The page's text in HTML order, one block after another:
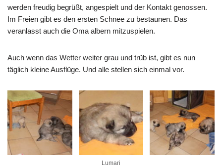
werden freudig begrüßt, angespielt und der Kontakt genossen.
Im Freien gibt es den ersten Schnee zu bestaunen. Das
veranlasst auch die Oma albern mitzuspielen.
Auch wenn das Wetter weiter grau und trüb ist, gibt es nun
täglich kleine Ausflüge. Und alle stellen sich einmal vor.
Lumari